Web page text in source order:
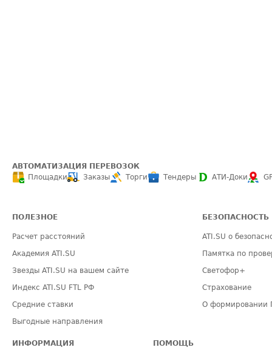
АВТОМАТИЗАЦИЯ ПЕРЕВОЗОК
Площадки
Заказы Торги Тендеры АТИ-Доки
ПОЛЕЗНОЕ
Расчет расстояний
Академия ATI.SU
Звезды ATI.SU на вашем сайте
Индекс ATI.SU FTL РФ
Средние ставки
Выгодные направления
БЕЗОПАСНОСТЬ
ATI.SU о
Памятка по
Светофор+
Страхование
О формировании
ИНФОРМАЦИЯ ПОМОЩЬ